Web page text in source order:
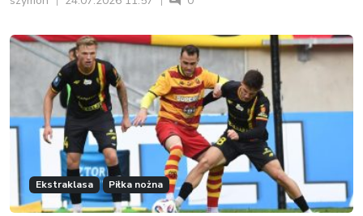
Ekstraklasa Piłka nożna